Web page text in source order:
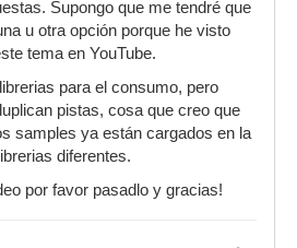
Supongo que me tendré que
u otra opción porque he visto
tema en YouTube.
para el consumo, pero
pistas, cosa que creo que
samples ya están cargados en la
diferentes.
por favor pasadlo y gracias!